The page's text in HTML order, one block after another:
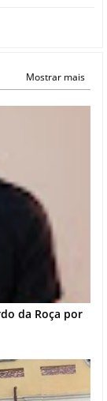
Mostrar mais
da Roça por